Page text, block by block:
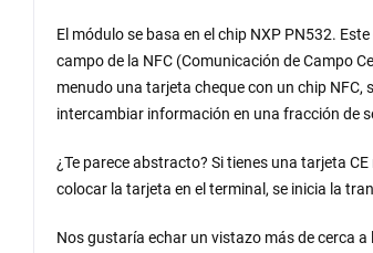
El módulo se basa en el chip NXP PN532.
campo de la NFC (Comunicación de Campo
menudo una tarjeta cheque con un chip NFC,
intercambiar información en una fracción de
¿Te parece abstracto? Si tienes una tarjeta
colocar la tarjeta en el terminal, se inicia la
Nos gustaría echar un vistazo más de cerca